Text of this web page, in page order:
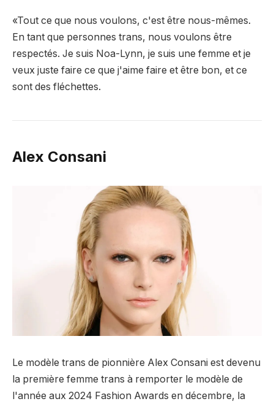
«Tout ce que nous voulons, c'est être nous-mêmes.
En tant que personnes trans, nous voulons être
respectés. Je suis Noa-Lynn, je suis une femme et je
veux juste faire ce que j'aime faire et être bon, et ce
sont des fléchettes.
Alex Consani
Le modèle trans de pionnière Alex Consani est devenu
la première femme trans à remporter le modèle de
l'année aux 2024 Fashion Awards en décembre, la